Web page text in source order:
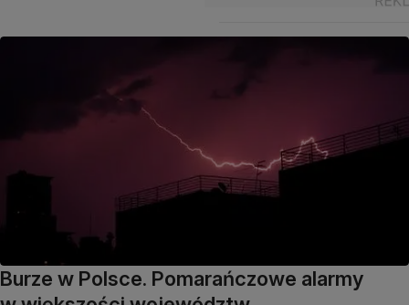
Burze w Polsce. Pomarańczowe alarmy